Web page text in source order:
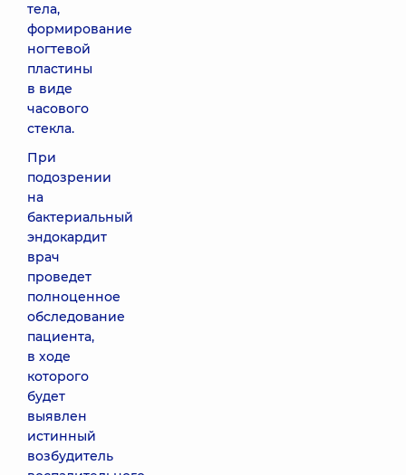
тела,
формирование
ногтевой
пластины
в виде
часового
стекла.
При
подозрении
на
бактериальный
эндокардит
врач
проведет
полноценное
обследование
пациента,
в ходе
которого
будет
выявлен
истинный
возбудитель